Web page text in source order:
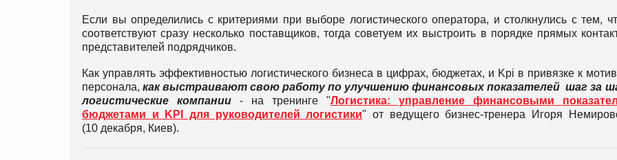
Если вы определились с критериями при выборе логистического оператора, и столкнулись с тем,
соответствуют сразу несколько поставщиков, тогда советуем их выстроить в порядке прямых
представителей подрядчиков.
Как управлять эффективностью логистического бизнеса в цифрах, бюджетах, и Kpi в привязке к
персонала,как выстраивают свою работу по улучшению финансовых показателей шаг за
логистические компании
- на тренинге "Логистика: управление финансовыми
бюджетами и KPI для руководителей логистики" от ведущего бизнес-тренера Игоря
(10 декабря, Киев).